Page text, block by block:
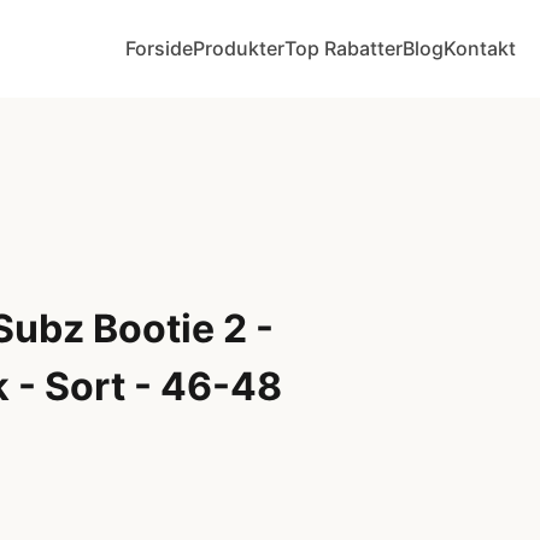
ForsideProdukterTop RabatterBlogKontakt
Bootie 2 -
- Sort - 46-48